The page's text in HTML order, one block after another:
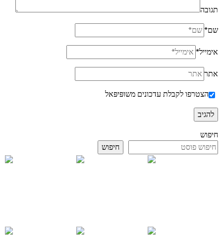
תגובה
שם*
אימייל*
אתר
הצטרפו לקבלת עדכונים משופּיפּאל
חיפוש
חיפוש